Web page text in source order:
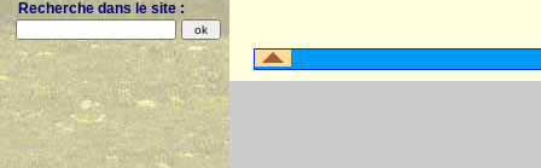
Recherche dans le site :